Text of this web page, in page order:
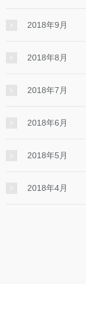
2018年9月
2018年8月
2018年7月
2018年6月
2018年5月
2018年4月